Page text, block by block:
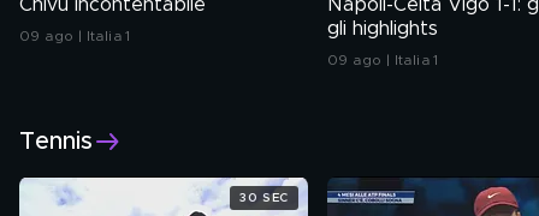
Chivu incontentabile
09 ago | Italia 1
Napoli-Celta Vigo 1-1:
gli highlights
09 ago | Italia 1
Tennis
30 SEC